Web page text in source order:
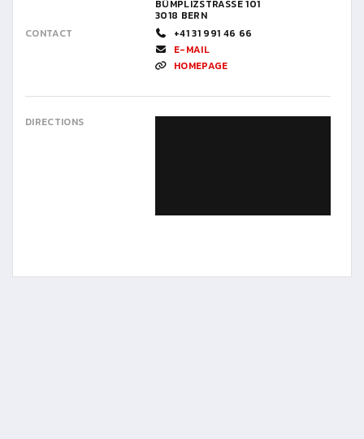
BÜMPLIZSTRASSE 101
3018 BERN
CONTACT
+41 31 991 46 66
E-MAIL
HOMEPAGE
DIRECTIONS